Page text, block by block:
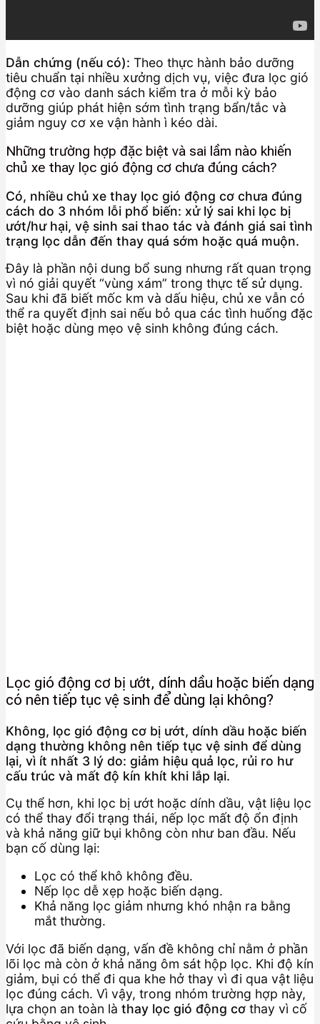
Dẫn chứng (nếu có): Theo thực hành bảo dưỡng
tiêu chuẩn tại nhiều xưởng dịch vụ, việc đưa lọc gió
động cơ vào danh sách kiểm tra ở mỗi kỳ bảo
dưỡng giúp phát hiện sớm tình trạng bẩn/tắc và
giảm nguy cơ xe vận hành ì kéo dài.
Những trường hợp đặc biệt và sai lầm nào khiến
chủ xe thay lọc gió động cơ chưa đúng cách?
Có, nhiều chủ xe thay lọc gió động cơ chưa đúng
cách do 3 nhóm lỗi phổ biến: xử lý sai khi lọc bị
ướt/hư hại, vệ sinh sai thao tác và đánh giá sai tình
trạng lọc dẫn đến thay quá sớm hoặc quá muộn.
Đây là phần nội dung bổ sung nhưng rất quan trọng
vì nó giải quyết “vùng xám” trong thực tế sử dụng.
Sau khi đã biết mốc km và dấu hiệu, chủ xe vẫn có
thể ra quyết định sai nếu bỏ qua các tình huống đặc
biệt hoặc dùng mẹo vệ sinh không đúng cách.
Lọc gió động cơ bị ướt, dính dầu hoặc biến dạng
có nên tiếp tục vệ sinh để dùng lại không?
Không, lọc gió động cơ bị ướt, dính dầu hoặc biến
dạng thường không nên tiếp tục vệ sinh để dùng
lại, vì ít nhất 3 lý do: giảm hiệu quả lọc, rủi ro hư
cấu trúc và mất độ kín khít khi lắp lại.
Cụ thể hơn, khi lọc bị ướt hoặc dính dầu, vật liệu lọc
có thể thay đổi trạng thái, nếp lọc mất độ ổn định
và khả năng giữ bụi không còn như ban đầu. Nếu
bạn cố dùng lại:
Lọc có thể khô không đều.
Nếp lọc dễ xẹp hoặc biến dạng.
Khả năng lọc giảm nhưng khó nhận ra bằng
mắt thường.
Với lọc đã biến dạng, vấn đề không chỉ nằm ở phần
lõi lọc mà còn ở khả năng ôm sát hộp lọc. Khi độ kín
giảm, bụi có thể đi qua khe hở thay vì đi qua vật liệu
lọc đúng cách. Vì vậy, trong nhóm trường hợp này,
lựa chọn an toàn là thay lọc gió động cơ thay vì cố